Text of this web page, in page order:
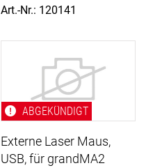
Art.-Nr.: 120141
ABGEKÜNDIGT
Externe Laser Maus,
USB, für grandMA2